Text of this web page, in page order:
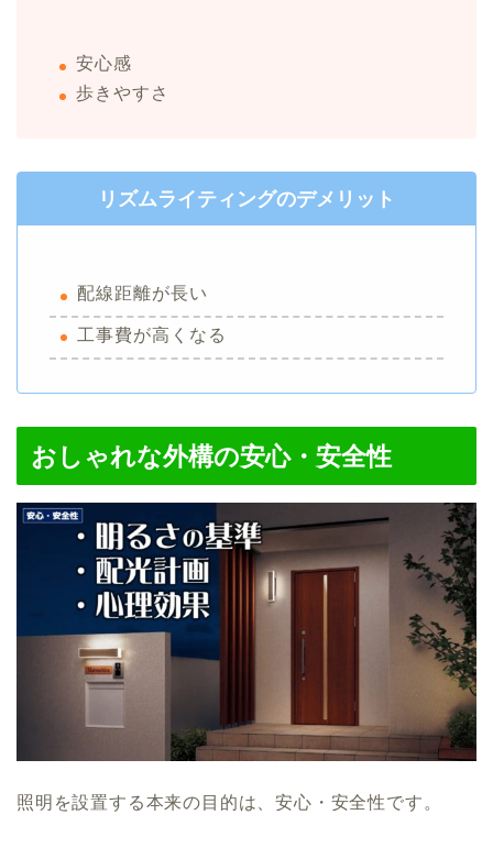
安心感
歩きやすさ
リズムライティングのデメリット
配線距離が長い
工事費が高くなる
おしゃれな外構の安心・安全性
照明を設置する本来の目的は、安心・安全性です。